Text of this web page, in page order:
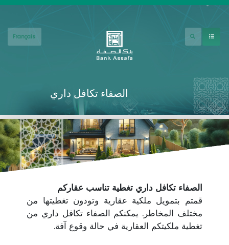
Français
الصفاء تكافل داري
الصفاء تكافل داري تغطية تناسب عقاركم
قمتم بتمويل ملكية عقارية وتودون تغطيتها من
مختلف المخاطر. يمكنكم الصفاء تكافل داري من
تغطية ملكيتكم العقارية في حالة وقوع آفة.